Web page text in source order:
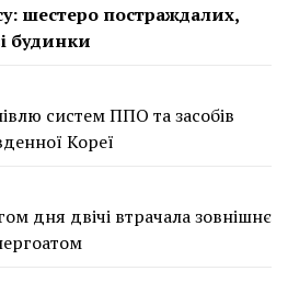
шестеро постраждалих,
будинки
систем ППО та засобів
Кореї
дня двічі втрачала зовнішнє